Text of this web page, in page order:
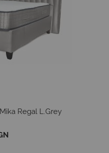
Regal L.Grey